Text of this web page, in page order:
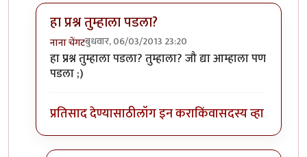
हा प्रश्न तुम्हाला पडला?
नाना चेंगटबुधवार, 06/03/2013 23:20
In reply toहंbyश्रावण मोडक
हा प्रश्न तुम्हाला पडला? तुम्हाला? जौ द्या आम्हाला पण
पडला ;)
प्रतिसाद देण्यासाठीलॉग इन कराकिंवासदस्य व्हा